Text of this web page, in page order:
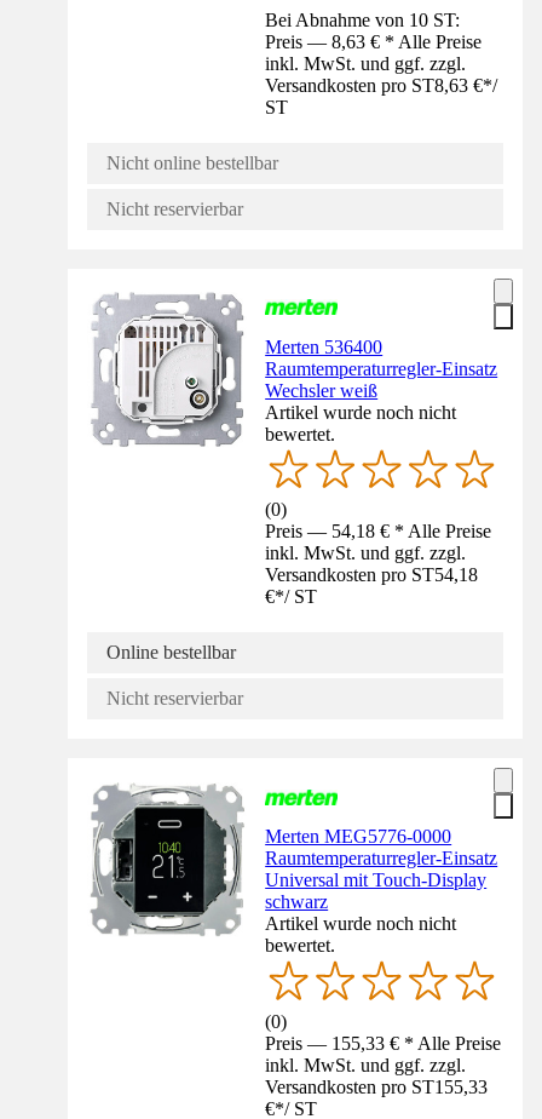
Bei Abnahme von 10 ST:
Preis — 8,63 € * Alle Preise
inkl. MwSt. und ggf. zzgl.
Versandkosten pro ST8,63 €*/
ST
Nicht online bestellbar
Nicht reservierbar
Merten 536400
Raumtemperaturregler-Einsatz
Wechsler weiß
Artikel wurde noch nicht
bewertet.
(0)
Preis — 54,18 € * Alle Preise
inkl. MwSt. und ggf. zzgl.
Versandkosten pro ST54,18
€*/ ST
Online bestellbar
Nicht reservierbar
Merten MEG5776-0000
Raumtemperaturregler-Einsatz
Universal mit Touch-Display
schwarz
Artikel wurde noch nicht
bewertet.
(0)
Preis — 155,33 € * Alle Preise
inkl. MwSt. und ggf. zzgl.
Versandkosten pro ST155,33
€*/ ST